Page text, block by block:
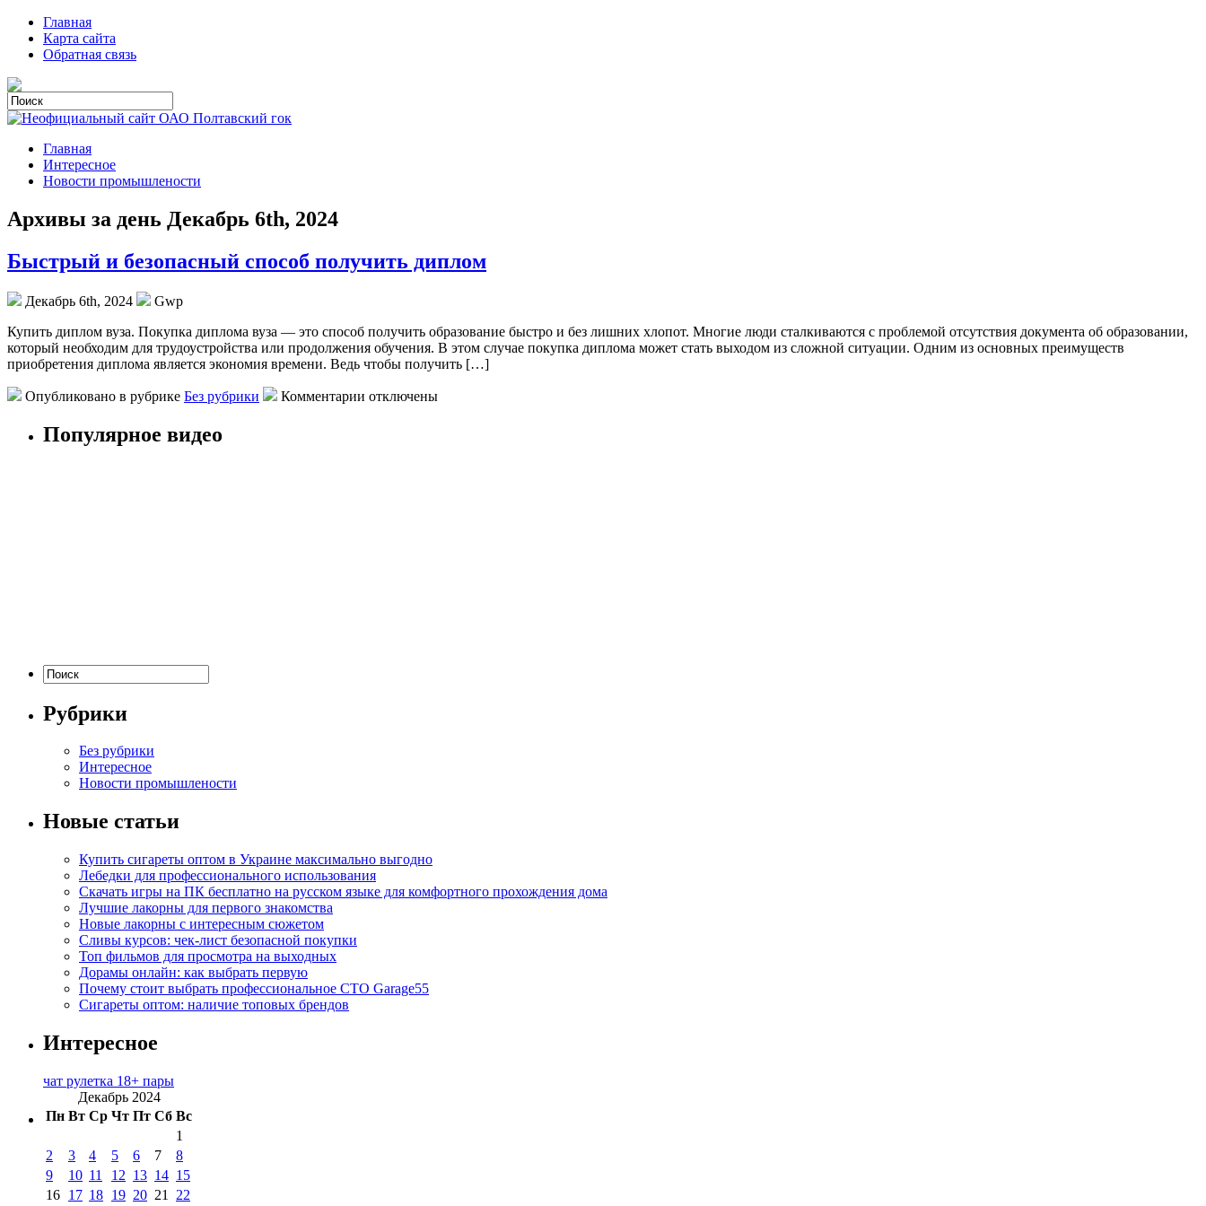
Главная
Карта сайта
Обратная связь
Главная
Интересное
Новости промышлености
Архивы за день Декабрь 6th, 2024
Быстрый и безопасный способ получить диплом
Декабрь 6th, 2024
Gwp
Купить диплoм вузa. Покупка диплома вуза — это способ получить образование быстро и без лишних хлопот. Многие люди сталкиваются с проблемой отсутствия документа об образовании,
который необходим для трудоустройства или продолжения обучения. В этом случае покупка диплома может стать выходом из сложной ситуации. Одним из основных преимуществ
приобретения диплома является экономия времени. Ведь чтобы получить […]
Опубликовано в рубрике Без рубрики Комментарии отключены
Популярное видео
Рубрики
Без рубрики
Интересное
Новости промышлености
Новые статьи
Купить сигареты оптом в Украине максимально выгодно
Лебедки для профессионального использования
Скачать игры на ПК бесплатно на русском языке для комфортного прохождения дома
Лучшие лакорны для первого знакомства
Новые лакорны с интересным сюжетом
Сливы курсов: чек-лист безопасной покупки
Топ фильмов для просмотра на выходных
Дорамы онлайн: как выбрать первую
Почему стоит выбрать профессиональное СТО Garage55
Сигареты оптом: наличие топовых брендов
Интересное
чат рулетка 18+ пары
Декабрь 2024
Пн Вт Ср Чт Пт Сб Вс
1
2
3 4 5 6 7
8
9
10 11 12 13 14 15
16 17 18 19 20 21 22